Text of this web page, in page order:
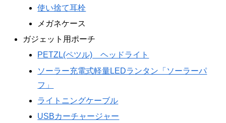
使い捨て耳栓
メガネケース
ガジェット用ポーチ
PETZL(ペツル) ヘッドライト
ソーラー充電式軽量LEDランタン「ソーラーパ
フ」
ライトニングケーブル
USBカーチャージャー